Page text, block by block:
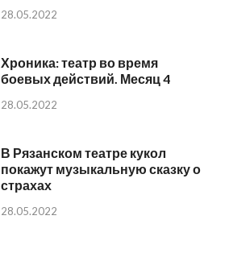
28.05.2022
Хроника: театр во время
боевых действий. Месяц 4
28.05.2022
В Рязанском театре кукол
покажут музыкальную сказку о
страхах
28.05.2022